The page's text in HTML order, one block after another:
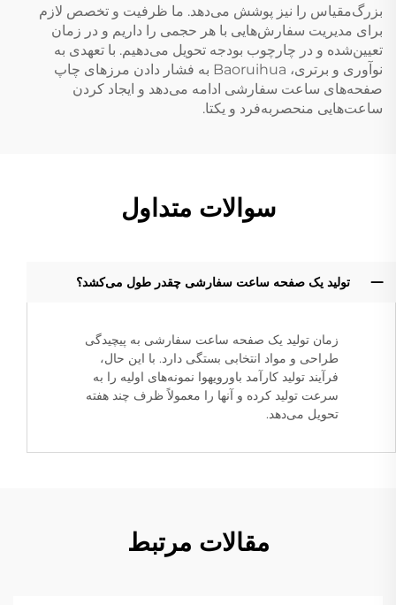
بزرگ‌مقیاس را نیز پوشش می‌دهد. ما ظرفیت و تخصص لازم
برای مدیریت سفارش‌هایی با هر حجمی را داریم و در زمان
تعیین‌شده و در چارچوب بودجه تحویل می‌دهیم. با تعهدی به
نوآوری و برتری، Baoruihua به فشار دادن مرزهای چاپ
صفحه‌های ساعت سفارشی ادامه می‌دهد و ایجاد کردن
ساعت‌هایی منحصربه‌فرد و یکتا.
سوالات متداول
تولید یک صفحه ساعت سفارشی چقدر طول می‌کشد؟
زمان تولید یک صفحه ساعت سفارشی به پیچیدگی
طراحی و مواد انتخابی بستگی دارد. با این حال،
فرآیند تولید کارآمد باورویهوا نمونه‌های اولیه را به
سرعت تولید کرده و آنها را معمولاً ظرف چند هفته
تحویل می‌دهد.
مقالات مرتبط